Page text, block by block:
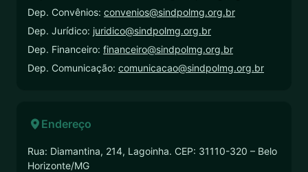
Dep. Convênios: convenios@sindpolmg.org.br
Dep. Jurídico: juridico@sindpolmg.org.br
Dep. Financeiro: financeiro@sindpolmg.org.br
Dep. Comunicação: comunicacao@sindpolmg.org.br
Endereço
Rua: Diamantina, 214, Lagoinha. CEP: 31110-320 – Belo
Horizonte/MG